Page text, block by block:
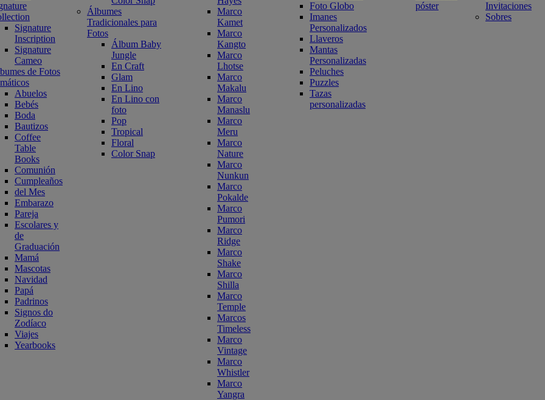
Signature
Inscription
Signature
Cameo
de Fotos
Abuelos
Bebés
Boda
Bautizos
Coffee
Table
Books
Comunión
Cumpleaños
del Mes
Embarazo
Pareja
Escolares y
de
Graduación
Mamá
Mascotas
Navidad
Papá
Padrinos
Signos do
Zodíaco
Viajes
Yearbooks
Álbumes
Tradicionales para
Fotos
Álbum Baby
Jungle
En Craft
Glam
En Lino
En Lino con
foto
Pop
Tropical
Floral
Color Snap
Marco
Kamet
Marco
Kangto
Marco
Lhotse
Marco
Makalu
Marco
Manaslu
Marco
Meru
Marco
Nature
Marco
Nunkun
Marco
Pokalde
Marco
Pumori
Marco
Ridge
Marco
Shake
Marco
Shilla
Marco
Temple
Marcos
Timeless
Marco
Vintage
Marco
Whistler
Marco
Yangra
Foto Globo
Imanes
Personalizados
Llaveros
Mantas
Personalizadas
Peluches
Puzzles
Tazas
personalizadas
póster
Invitaciones
Sobres